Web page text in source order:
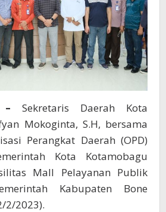
– Sekretaris Daerah Kota
Mokoginta, S.H, bersama
Perangkat Daerah (OPD)
Kota Kotamobagu
Mall Pelayanan Publik
Kabupaten Bone
2/2023).